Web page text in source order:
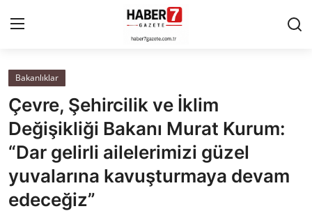
Anasayfa
Cumhurbaşkanlığı
Genel Merkez
Büyükşehir ve İller
Bakanlıklar
Çevre, Şehircilik ve İklim
Değişikliği Bakanı Murat Kurum:
“Dar gelirli ailelerimizi güzel
yuvalarına kavuşturmaya devam
edeceğiz”